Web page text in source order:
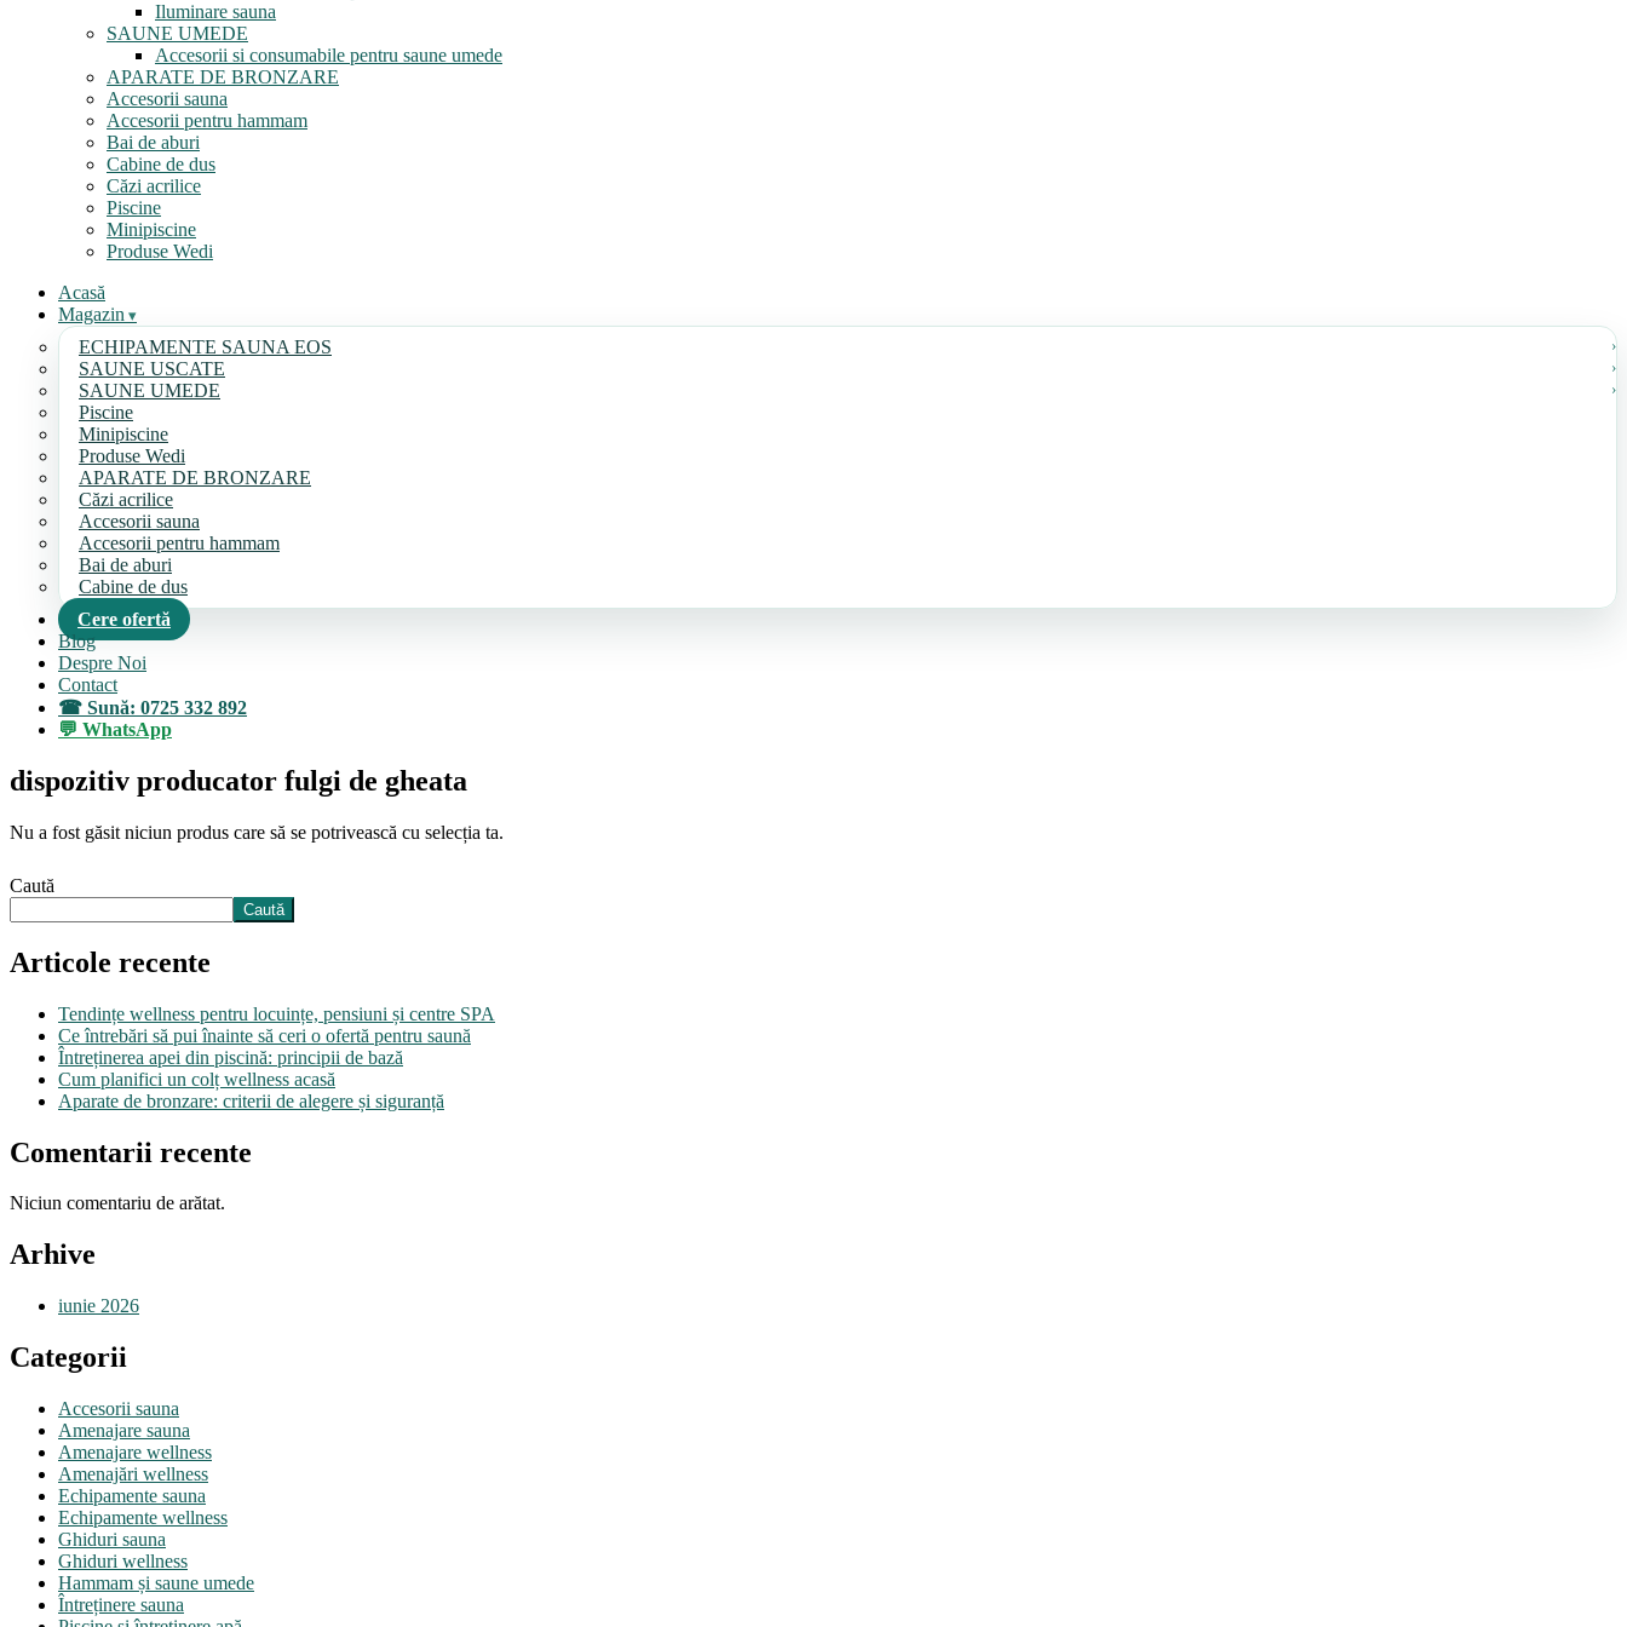
Iluminare sauna
SAUNE UMEDE
Accesorii si consumabile pentru saune umede
APARATE DE BRONZARE
Accesorii sauna
Accesorii pentru hammam
Bai de aburi
Cabine de dus
Căzi acrilice
Piscine
Minipiscine
Produse Wedi
Acasă
Magazin
ECHIPAMENTE SAUNA EOS
SAUNE USCATE
SAUNE UMEDE
Piscine
Minipiscine
Produse Wedi
APARATE DE BRONZARE
Căzi acrilice
Accesorii sauna
Accesorii pentru hammam
Bai de aburi
Cabine de dus
Cere ofertă
Blog
Despre Noi
Contact
Sună: 0725 332 892
WhatsApp
dispozitiv producator fulgi de gheata
Nu a fost găsit niciun produs care să se potrivească cu selecția ta.
Caută
Caută
Articole recente
Tendințe wellness pentru locuințe, pensiuni și centre SPA
Ce întrebări să pui înainte să ceri o ofertă pentru saună
Întreținerea apei din piscină: principii de bază
Cum planifici un colț wellness acasă
Aparate de bronzare: criterii de alegere și siguranță
Comentarii recente
Niciun comentariu de arătat.
Arhive
iunie 2026
Categorii
Accesorii sauna
Amenajare sauna
Amenajare wellness
Amenajări wellness
Echipamente sauna
Echipamente wellness
Ghiduri sauna
Ghiduri wellness
Hammam și saune umede
Întreținere sauna